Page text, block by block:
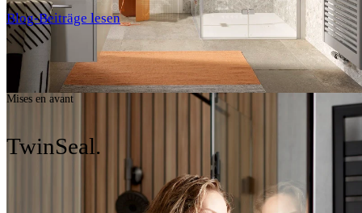
Blog-Beiträge lesen
Mises en avant
TwinSeal.